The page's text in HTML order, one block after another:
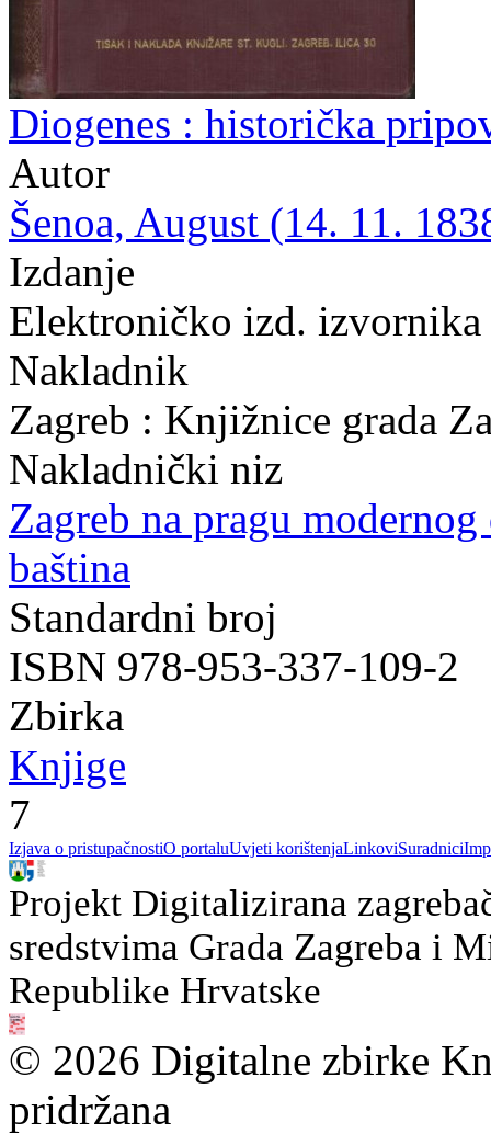
Diogenes : historička
Autor
Šenoa, August (14. 11.
Izdanje
Elektroničko izd.
Nakladnik
Zagreb : Knjižnice grada
Nakladnički niz
Zagreb na pragu modernog
baština
Standardni broj
ISBN 978-953-337-109-2
Zbirka
Knjige
7
Izjava o pristupačnostiO portaluUvjeti korištenjaLinkoviSuradnici
Projekt Digitalizirana
sredstvima Grada Zagreba i
Republike Hrvatske
© 2026 Digitalne zbirke
pridržana